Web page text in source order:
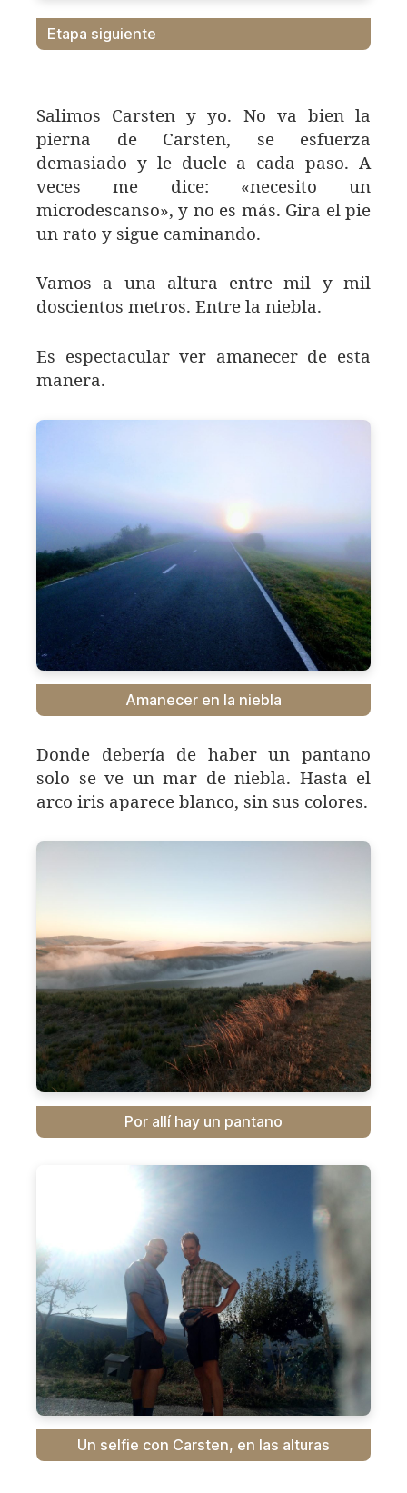
Etapa siguiente
Salimos Carsten y yo. No va bien la
pierna de Carsten, se esfuerza
demasiado y le duele a cada paso. A
veces me dice: «necesito un
microdescanso», y no es más. Gira el pie
un rato y sigue caminando.
Vamos a una altura entre mil y mil
doscientos metros. Entre la niebla.
Es espectacular ver amanecer de esta
manera.
Amanecer en la niebla
Donde debería de haber un pantano
solo se ve un mar de niebla. Hasta el
arco iris aparece blanco, sin sus colores.
Por allí hay un pantano
Un selfie con Carsten, en las alturas